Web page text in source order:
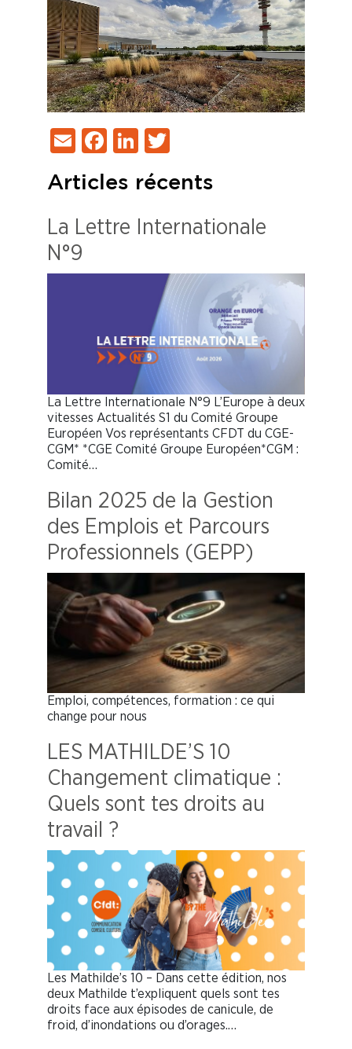
EmailFacebook
LinkedIn
Articles récents
La Lettre Internationale
N°9
La Lettre Internationale N°9 L’Europe à deux
vitesses Actualités S1 du Comité Groupe
Européen Vos représentants CFDT du CGE-
CGM* *CGE Comité Groupe Européen*CGM :
Comité…
Bilan 2025 de la Gestion
des Emplois et Parcours
Professionnels (GEPP)
Emploi, compétences, formation : ce qui
change pour nous
LES MATHILDE’S 10
Changement climatique :
Quels sont tes droits au
travail ?
Les Mathilde’s 10 – Dans cette édition, nos
deux Mathilde t’expliquent quels sont tes
droits face aux épisodes de canicule, de
froid, d’inondations ou d’orages.…